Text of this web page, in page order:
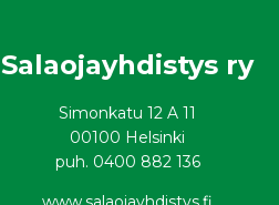
Salaojayhdistys ry
Simonkatu 12 A 11
00100 Helsinki
puh. 0400 882 136